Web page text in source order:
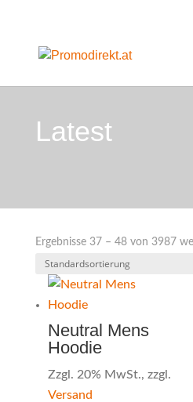
Latest
Ergebnisse 37 – 48 von 3987
Neutral Mens
Hoodie
Zzgl. 20% MwSt., zzgl.
Versand